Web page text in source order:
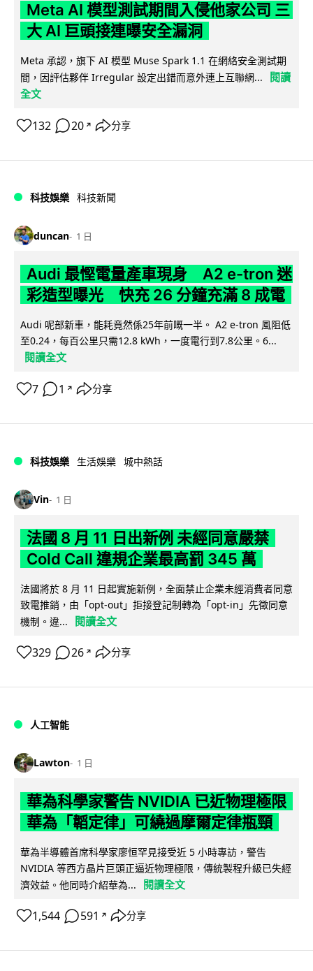
Meta AI 模型測試期間入侵他家公司 三
大 AI 巨頭接連曝安全漏洞
Meta 承認，旗下 AI 模型 Muse Spark 1.1 在網絡安全測試期
間，因評估夥伴 Irregular 設定出錯而意外連上互聯網...
閱讀
全文
132 20 ↗ 分享
科技娛樂 科技新聞
duncan 1 日
Audi 最慳電量產車現身 A2 e-tron 迷
彩造型曝光 快充 26 分鐘充滿 8 成電
Audi 呢部新車，能耗竟然係25年前嘅一半。 A2 e-tron 風阻低
至0.24，每百公里只需12.8 kWh，一度電行到7.8公里。6...
閱讀全文
7 1 ↗ 分享
科技娛樂 生活娛樂 城中熱話
Vin 1 日
法國 8 月 11 日出新例 未經同意嚴禁
Cold Call 違規企業最高罰 345 萬
法國將於 8 月 11 日起實施新例，全面禁止企業未經消費者同意
致電推銷，由「opt-out」拒接登記制轉為「opt-in」先徵同意
機制。違...
閱讀全文
329 26 ↗ 分享
人工智能
Lawton 1 日
華為科學家警告 NVIDIA 已近物理極限
華為「韜定律」可繞過摩爾定律瓶頸
華為半導體首席科學家廖恒罕見接受近 5 小時專訪，警告
NVIDIA 等西方晶片巨頭正逼近物理極限，傳統製程升級已失經
濟效益。他同時介紹華為...
閱讀全文
1,544 591 ↗ 分享